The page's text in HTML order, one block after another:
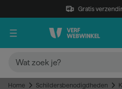
Gratis
Home Schildersbenodigdheden